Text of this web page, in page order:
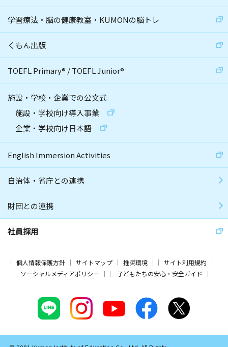
学習療法・脳の健康教室・KUMONの脳トレ
くもん出版
TOEFL Primary® /TOEFL Junior®
施設・学校・企業での公文式
施設・学校向け導入事業
企業・学校向け日本語
English Immersion Activities
自治体・省庁との連携
財団との連携
社員採用
個人情報保護方針 サイトマップ 推奨環境
サイト利用規約
ソーシャルメディアポリシー
子どもたちの安心・安全ガイド